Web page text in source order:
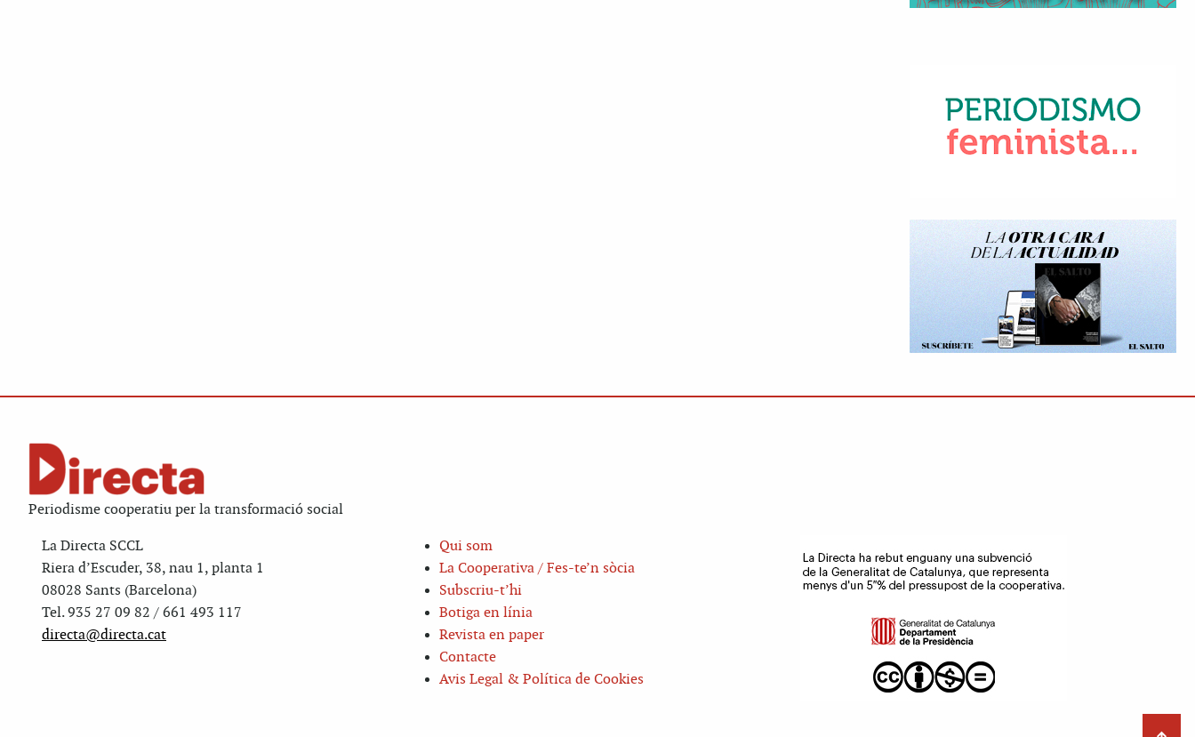
Periodisme cooperatiu per la transformació social
La Directa SCCL
Riera d’Escuder, 38, nau 1, planta 1
08028 Sants (Barcelona)
Tel. 935 27 09 82 / 661 493 117
directa@directa.cat
Qui som
La Cooperativa / Fes-te’n sòcia
Subscriu-t’hi
Botiga en línia
Revista en paper
Contacte
Avis Legal & Política de Cookies